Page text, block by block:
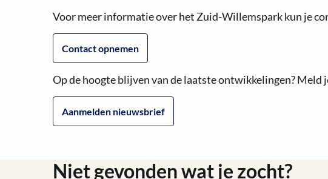
over
over
Voor meer informatie over het Zuid-Willemspark kun je
Contact opnemen
Op de hoogte blijven van de laatste ontwikkelingen? Meld
Aanmelden nieuwsbrief
Niet gevonden wat je zocht?